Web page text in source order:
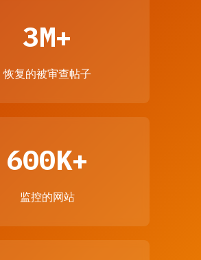
3M+
恢复的被审查帖子
600K+
监控的网站